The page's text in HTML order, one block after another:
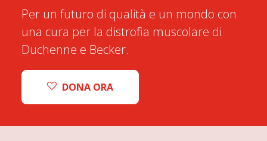
Per un futuro di qualità e un mondo con
una cura per la distrofia muscolare di
Duchenne e Becker.
DONA ORA